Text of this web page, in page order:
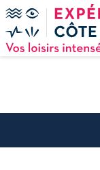
Panneau de